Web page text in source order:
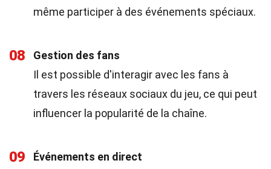
même participer à des événements spéciaux.
08
Gestion des fans
Il est possible d'interagir avec les fans à
travers les réseaux sociaux du jeu, ce qui peut
influencer la popularité de la chaîne.
09
Événements en direct